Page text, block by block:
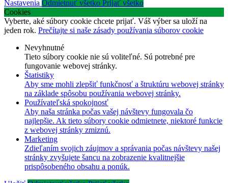
Nastavenia Odmietnuť všetko Prijať všetko
Cookies
Vyberte, aké súbory cookie chcete prijať. Váš výber sa uloží na
jeden rok. Prečítajte si naše zásady používania súborov cookie
Nevyhnutné
Tieto súbory cookie nie sú voliteľné. Sú potrebné pre
fungovanie webovej stránky.
Štatistiky
Aby sme mohli zlepšiť funkčnosť a štruktúru webovej stránky
na základe spôsobu používania webovej stránky.
Používateľská spokojnosť
Aby naša stránka počas vašej návštevy fungovala čo
najlepšie. Ak tieto súbory cookie odmietnete, niektoré funkcie
z webovej stránky zmiznú.
Marketing
Zdieľaním svojich záujmov a správania počas návštevy našej
stránky zvyšujete šancu na zobrazenie kvalitnejšie
prispôsobeného obsahu a ponúk.